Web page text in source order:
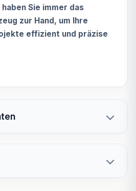
Sie immer das
zur Hand, um Ihre
effizient und präzise